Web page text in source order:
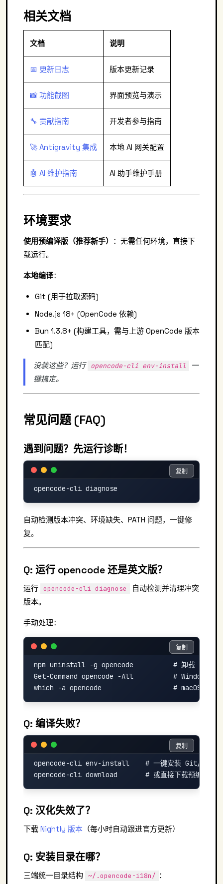
相关文档
文档 说明
📅 更新日志 版本更新记录
📸 功能截图 界面预览与演示
🔧 贡献指南 开发者参与指南
🚀 Antigravity 集成 本地 AI 网关配置
🤖 AI 维护指南 AI 助手维护手册
环境要求
使用预编译版（推荐新手） ：无需任何环境，直接下
载运行。
本地编译：
Git (用于拉取源码)
Node.js 18+ (OpenCode 依赖)
Bun 1.3.8+ (构建工具，需与上游 OpenCode 版本
匹配)
没装这些？运行 opencode-cli env-install
一
键搞定。
常见问题 (FAQ)
遇到问题？先运行诊断！
复制
复制
自动检测版本冲突、环境缺失、PATH 问题，一键修
复。
Q: 运行 opencode 还是英文版？
运行 opencode-cli diagnose
自动检测并清理冲突
版本。
手动处理：
npm uninstall -g opencode          # 卸载 npm 版
Get-Command opencode -All          # Windows 查
复制
复制
Q: 编译失败？
opencode-cli env-install    # 一键安装 Git/Node/
复制
复制
Q: 汉化失效了？
下载 Nightly 版本 （每小时自动跟进官方更新）
Q: 安装目录在哪？
三端统一目录结构 ~/.opencode-i18n/ ：